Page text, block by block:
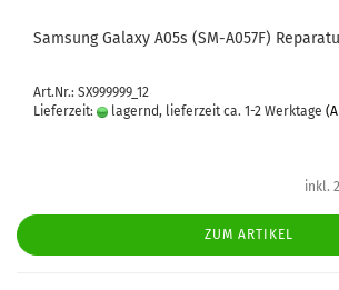
Sam­sung Ga­la­xy A05s (SM-​A057F)
Art.Nr.: SX999999_12
Lieferzeit:
lagernd, lieferzeit ca. 1-2 Werktage
inkl.
ZUM ARTIKEL